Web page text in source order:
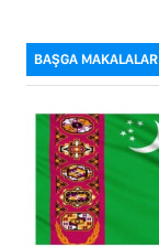
BAŞGA MAKALALAR